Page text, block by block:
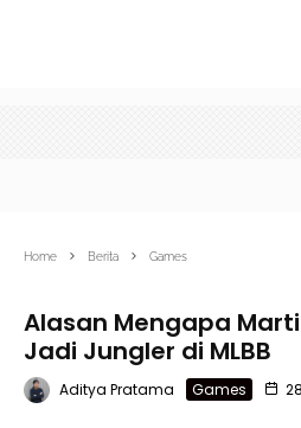
Home Berita Games
Alasan Mengapa
Jadi Jungler di MLBB
Aditya Pratama Games